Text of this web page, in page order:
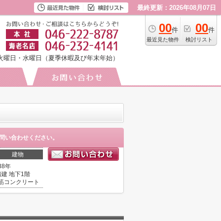
最終更新：2026年08月07日
00件
最近見た物件
00件
検討リスト
曜日・水曜日（夏季休暇及び年末年始）
い合わせください。
建物
年
建 地下1階
コンクリート